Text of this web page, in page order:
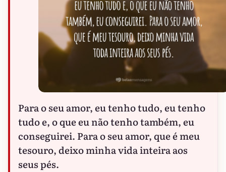
Para o seu amor, eu tenho tudo, eu tenho
tudo e, o que eu não tenho também, eu
conseguirei. Para o seu amor, que é meu
tesouro, deixo minha vida inteira aos
seus pés.